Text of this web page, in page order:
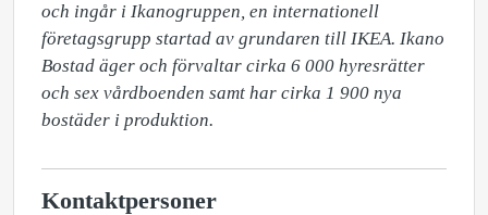
och ingår i Ikanogruppen, en internationell
företagsgrupp startad av grundaren till IKEA. Ikano
Bostad äger och förvaltar cirka 6 000 hyresrätter
och sex vårdboenden samt har cirka 1 900 nya
bostäder i produktion.
Kontaktpersoner